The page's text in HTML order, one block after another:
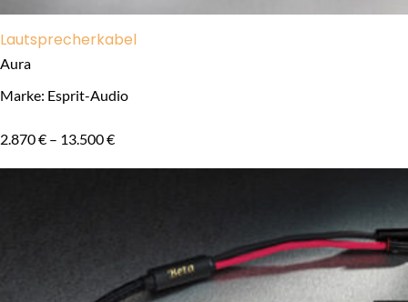
Lautsprecherkabel
Aura
Marke: Esprit-Audio
2.870€ – 13.500€